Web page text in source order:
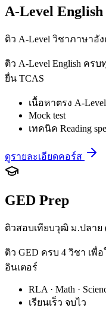
A-Level English
ติว A-Level วิชาภาษาอั
ติว A-Level English คร
ยื่น TCAS
เนื้อหาตรง A-Level
Mock test
เทคนิค Reading
ดูรายละเอียดคอร์ส
GED Prep
ติวสอบเทียบวุฒิ ม.ปลาย
ติว GED ครบ 4 วิชา เพื่
อินเตอร์
RLA · Math ·
เรียนเร็ว จบไว